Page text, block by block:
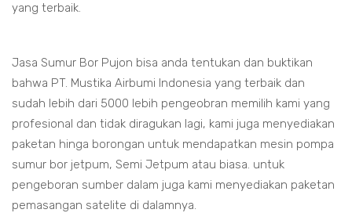
yang terbaik.
Jasa Sumur Bor Pujon bisa anda tentukan dan buktikan
bahwa PT. Mustika Airbumi Indonesia yang terbaik dan
sudah lebih dari 5000 lebih pengeobran memilih kami yang
profesional dan tidak diragukan lagi, kami juga menyediakan
paketan hinga borongan untuk mendapatkan mesin pompa
sumur bor jetpum, Semi Jetpum atau biasa. untuk
pengeboran sumber dalam juga kami menyediakan paketan
pemasangan satelite di dalamnya.